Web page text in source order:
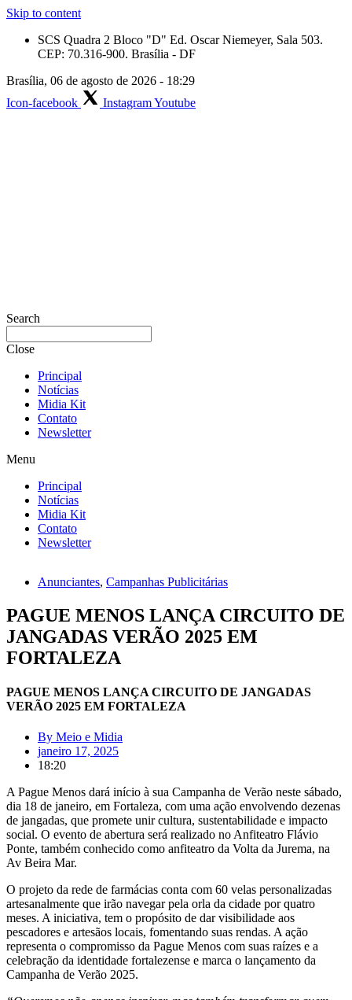
Skip to content
SCS Quadra 2 Bloco "D" Ed. Oscar Niemeyer, Sala 503.
CEP: 70.316-900. Brasília - DF
Brasília, 06 de agosto de 2026 - 18:29
Icon-facebook
InstagramYoutube
Search
Close
Principal
Notícias
Midia Kit
Contato
Newsletter
Menu
Principal
Notícias
Midia Kit
Contato
Newsletter
Anunciantes, Campanhas Publicitárias
PAGUE MENOS LANÇA CIRCUITO DE
JANGADAS VERÃO 2025 EM
FORTALEZA
PAGUE MENOS LANÇA CIRCUITO DE JANGADAS
VERÃO 2025 EM FORTALEZA
By Meio e Midia
janeiro 17, 2025
18:20
A Pague Menos dará início à sua Campanha de Verão neste sábado,
dia 18 de janeiro, em Fortaleza, com uma ação envolvendo dezenas
de jangadas, que promete unir cultura, sustentabilidade e impacto
social. O evento de abertura será realizado no Anfiteatro Flávio
Ponte, também conhecido como anfiteatro da Volta da Jurema, na
Av Beira Mar.
O projeto da rede de farmácias conta com 60 velas personalizadas
artesanalmente que irão navegar pela orla da cidade por quatro
meses. A iniciativa, tem o propósito de dar visibilidade aos
pescadores e artesãos locais, fomentando suas rendas. A ação
representa o compromisso da Pague Menos com suas raízes e a
celebração da identidade fortalezense e marca o lançamento da
Campanha de Verão 2025.